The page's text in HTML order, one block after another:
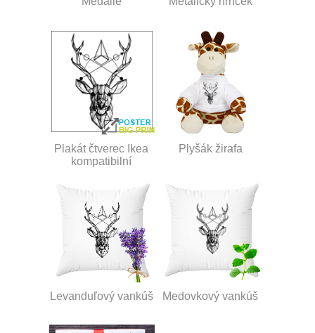
Plakát čtverec Ikea
kompatibilní
Plyšák žirafa
Levanduľový vankúš Medovkový vankúš